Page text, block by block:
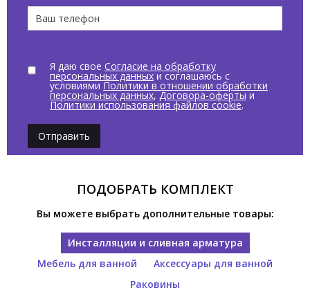
Я даю свое Согласие на обработку
персональных данныхи соглашаюсь с
условиями Политики в отношении обработки
персональных данных, Договора-оферты и
Политики использования файлов cookie.
Отправить
ПОДОБРАТЬ КОМПЛЕКТ
Вы можете выбрать дополнительные товары:
Инсталляции и сливная арматура
Мебель для ванной
Аксессуары для ванной
Раковины